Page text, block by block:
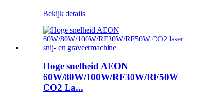
Bekijk details
Hoge snelheid AEON
60W/80W/100W/RF30W/RF50W
CO2 La...